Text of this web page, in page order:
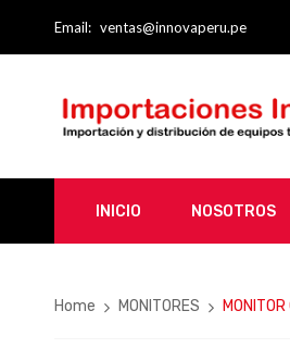
Email: ventas@innovaperu.pe
INICIO NOSOTROS
Home MONITORES